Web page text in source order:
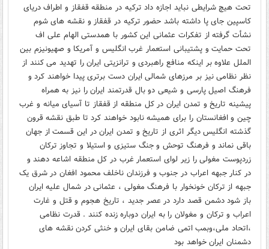
تحت هیچ شرایطی نباید اجازه داد ترکیه در منطقه قفقاز و اطراف دریای
کاسپین جای پا داشته باشد حضور ترکیه در قفقاز و نقشه های شوم
نشأت گرفته از تفکرات عثمانی این کشور با همدستی الهام علی اف
تحت حمایت و پشتیبانی استعمار غرب انگلیس و آمریکا و صهیونیزم بین
الملل علاوه بر اینکه منافع راهبردی و ترانزیتی ایران را تهدید می کنند از
نظر نظامی نیز بر مرزهای شمالی ایران دست برتری پیدا خواهند کرد و
فرهنگ اصیل پارسی و شیعی دو بال قدرتمند ایران را نیز به همراه
پیشینه تاریخ و تمدن ایران در کل منطقه از قفقاز تا آسیای میانه و غرب
چین و افغانستان را برای همیشه نابود خواهند کرد تا طبق نقشه قرون
گذشته انگلیس دیگر اثری از تاریخ و تمدن ایران در این قسمت از جهان
باقی نماند و فرهنگ توحش و جنگ ستیزی و استیلا و تجاوز ترکان
زردپوست مغولی را زیر لوای استعمار غرب در کل منطقه اشاعه دهند و
در کنار جبهه اعراب در جنوب و فرزندان ناخلف محمود افغان در شرق یک
جبهه از ترکان خونخوار با فرهنگ مغولی ، عثمانی در شمال علیه ایران
باز شود دشمن قصد دارد در عصر جدید ، تاریخ هجوم و قتل و غارت
اعراب و ترکان و مغولان را به ایران دوباره زنده کنند . قدرت نظامی
،اتحاد ملی،وبمب اتمی ضامن بقای ایران و خنثی کردن نقشه های
دشمنان ایران خواهد بود